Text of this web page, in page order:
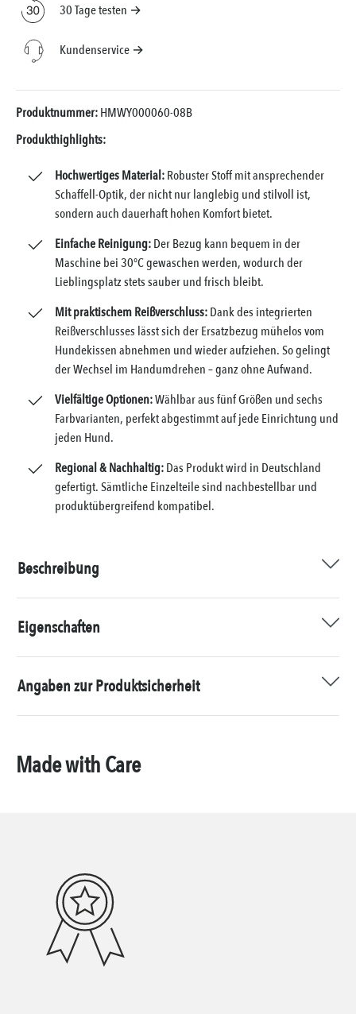
30 Tage testen →
Kundenservice →
Produktnummer:HMWY000060-08B
Produkthighlights:
Hochwertiges Material:Robuster Stoff mit ansprechender
Schaffell-Optik, der nicht nur langlebig und stilvoll ist,
sondern auch dauerhaft hohen Komfort bietet.
Einfache Reinigung:Der Bezug kann bequem in der
Maschine bei 30°C gewaschen werden, wodurch der
Lieblingsplatz stets sauber und frisch bleibt.
Mit praktischem Reißverschluss:Dank des integrierten
Reißverschlusses lässt sich der Ersatzbezug mühelos vom
Hundekissen abnehmen und wieder aufziehen. So gelingt
der Wechsel im Handumdrehen – ganz ohne Aufwand.
Vielfältige Optionen:Wählbar aus fünf Größen und sechs
Farbvarianten, perfekt abgestimmt auf jede Einrichtung und
jeden Hund.
Regional & Nachhaltig:Das Produkt wird in Deutschland
gefertigt. Sämtliche Einzelteile sind nachbestellbar und
produktübergreifend kompatibel.
Beschreibung
Eigenschaften
Angaben zur Produktsicherheit
Made with Care